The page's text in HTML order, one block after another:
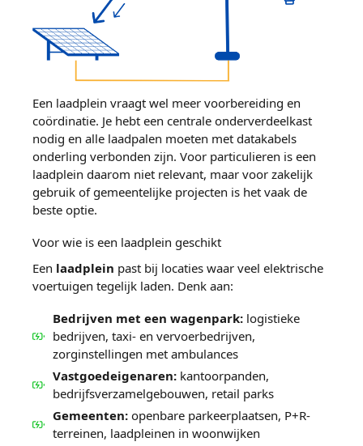
Een laadplein vraagt wel meer voorbereiding en
coördinatie. Je hebt een centrale onderverdeelkast
nodig en alle laadpalen moeten met datakabels
onderling verbonden zijn. Voor particulieren is een
laadplein daarom niet relevant, maar voor zakelijk
gebruik of gemeentelijke projecten is het vaak de
beste optie.
Voor wie is een laadplein geschikt
Een laadplein past bij locaties waar veel elektrische
voertuigen tegelijk laden. Denk aan:
Bedrijven met een wagenpark: logistieke
bedrijven, taxi- en vervoerbedrijven,
zorginstellingen met ambulances
Vastgoedeigenaren: kantoorpanden,
bedrijfsverzamelgebouwen, retail parks
Gemeenten: openbare parkeerplaatsen, P+R-
terreinen, laadpleinen in woonwijken